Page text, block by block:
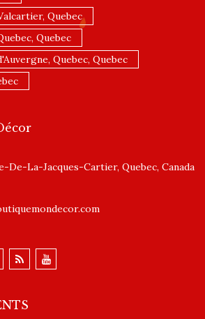
Quebec
Quebec
Quebec, Quebec
De-La-Jacques-Cartier, Quebec, Canada